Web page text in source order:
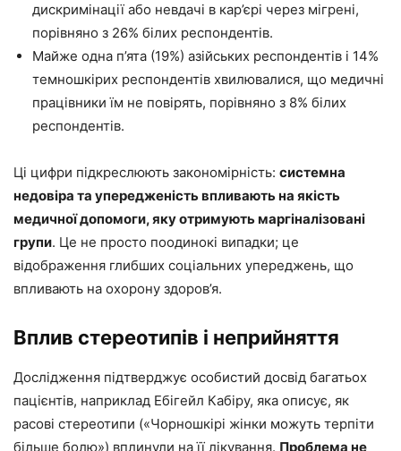
дискримінації або невдачі в кар’єрі через мігрені,
порівняно з 26% білих респондентів.
Майже одна п’ята (19%) азійських респондентів і 14%
темношкірих респондентів хвилювалися, що медичні
працівники їм не повірять, порівняно з 8% білих
респондентів.
Ці цифри підкреслюють закономірність: системна
недовіра та упередженість впливають на якість
медичної допомоги, яку отримують маргіналізовані
групи. Це не просто поодинокі випадки; це
відображення глибших соціальних упереджень, що
впливають на охорону здоров’я.
Вплив стереотипів і неприйняття
Дослідження підтверджує особистий досвід багатьох
пацієнтів, наприклад Ебігейл Кабіру, яка описує, як
расові стереотипи («Чорношкірі жінки можуть терпіти
більше болю») вплинули на її лікування. Проблема не